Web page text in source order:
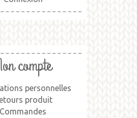
compte
personnelles
produit
Commandes